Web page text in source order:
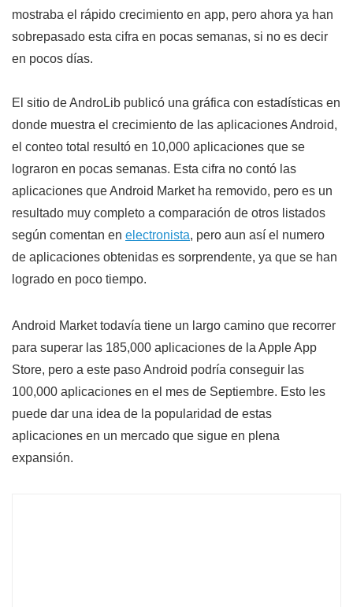
mostraba el rápido crecimiento en app, pero ahora ya han
sobrepasado esta cifra en pocas semanas, si no es decir
en pocos días.
El sitio de AndroLib publicó una gráfica con estadísticas en
donde muestra el crecimiento de las aplicaciones Android,
el conteo total resultó en 10,000 aplicaciones que se
lograron en pocas semanas. Esta cifra no contó las
aplicaciones que Android Market ha removido, pero es un
resultado muy completo a comparación de otros listados
según comentan en electronista, pero aun así el numero
de aplicaciones obtenidas es sorprendente, ya que se han
logrado en poco tiempo.
Android Market todavía tiene un largo camino que recorrer
para superar las 185,000 aplicaciones de la Apple App
Store, pero a este paso Android podría conseguir las
100,000 aplicaciones en el mes de Septiembre. Esto les
puede dar una idea de la popularidad de estas
aplicaciones en un mercado que sigue en plena
expansión.